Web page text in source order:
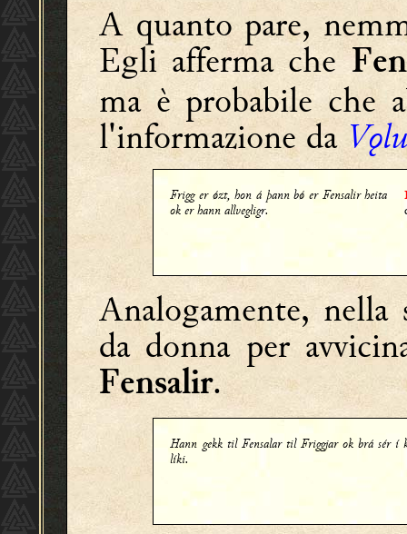
A quanto pare,
Egli afferma che
ma è probabile che
l'informazione da
Frigg er ǿzt, hon á þann bǿ er Fensalir heita
ok er hann allvegligr.
Analogamente,
da donna per
Fensalir.
Hann gekk til Fensalar til Friggjar ok brá sér í
líki.